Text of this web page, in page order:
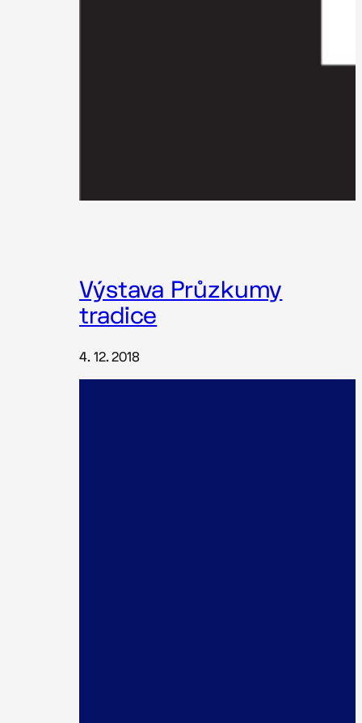
Výstava Průzkumy
tradice
4. 12. 2018